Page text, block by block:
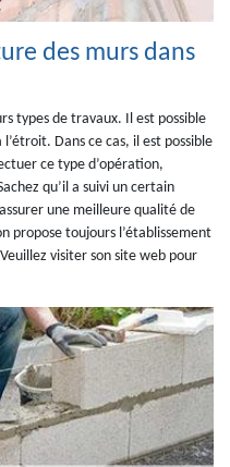
des murs dans
types de travaux. Il est possible
Dans ce cas, il est possible
ce type d’opération,
qu’il a suivi un certain
une meilleure qualité de
propose toujours l’établissement
visiter son site web pour